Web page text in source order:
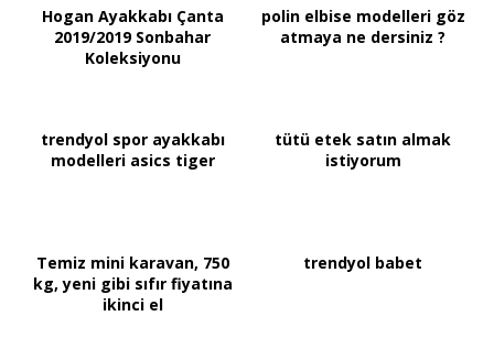
Hogan Ayakkabı Çanta
2019/2019 Sonbahar
Koleksiyonu
polin elbise modelleri göz
atmaya ne dersiniz ?
trendyol spor ayakkabı
modelleri asics tiger
tütü etek satın almak
istiyorum
Temiz mini karavan, 750
kg, yeni gibi sıfır fiyatına
ikinci el
trendyol babet